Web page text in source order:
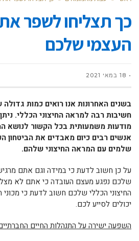
כך תצליחו לשפר
העצמי שלכם
18 במאי 2021
בשנים האחרונות אנו רואים כמות
חשיבות רבה למראה החיצוני הכללי.
מודעות משמעותית בכל הקשור לנושא
אנשים רבים כיום מאבדים את
שלמים עם המראה החיצוני שלהם.
על כן חשוב לדעת כי במידה וגם אתם
שלכם נפגע מעצם העובדה כי אתם לא
החיצוני הכללי שלכם חשוב לדעת כי
יכולים לסייע לכם.
השפעה ישירה על התנהלות החיים